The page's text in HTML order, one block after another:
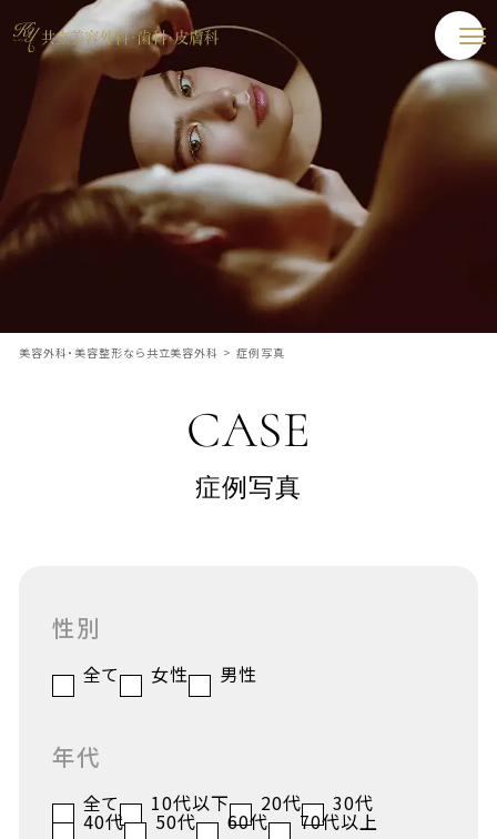
美容外科・美容整形なら共立美容外科 > 症例写真
CASE
症例写真
性別
全て 女性 男性
年代
全て 10代以下 20代 30代
40代 50代 60代 70代以上